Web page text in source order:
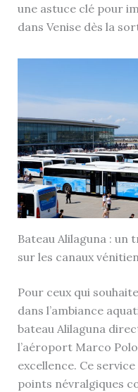
une astuce clé pour
dans Venise dès la
Bateau Alilaguna :
sur les canaux
Pour ceux qui
dans l’ambiance
bateau Alilaguna
l’aéroport Marco
excellence. Ce
points névralgiques